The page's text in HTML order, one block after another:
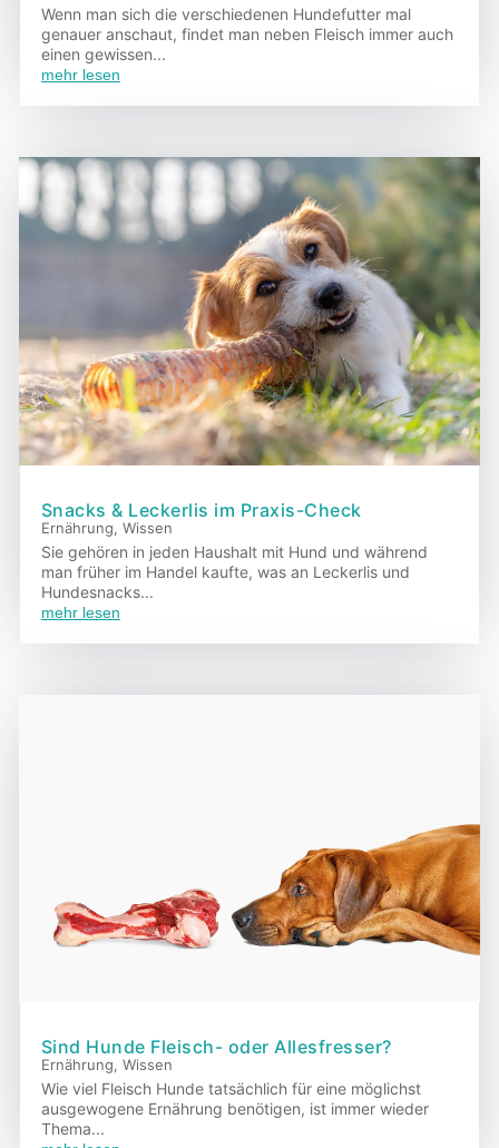
Wenn man sich die verschiedenen Hundefutter mal
genauer anschaut, findet man neben Fleisch immer auch
einen gewissen...
mehr lesen
Snacks & Leckerlis im Praxis-Check
Ernährung, Wissen
Sie gehören in jeden Haushalt mit Hund und während
man früher im Handel kaufte, was an Leckerlis und
Hundesnacks...
mehr lesen
Sind Hunde Fleisch- oder Allesfresser?
Ernährung, Wissen
Wie viel Fleisch Hunde tatsächlich für eine möglichst
ausgewogene Ernährung benötigen, ist immer wieder
Thema...